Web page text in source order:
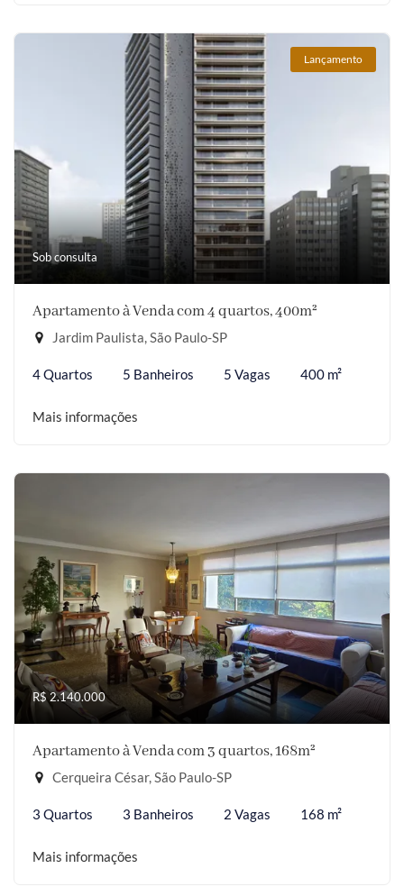
Lançamento
Sob consulta
Apartamento à Venda com 4 quartos, 400m²
Jardim Paulista, São Paulo-SP
4 Quartos 5 Banheiros 5 Vagas 400 m²
Mais informações
R$ 2.140.000
Apartamento à Venda com 3 quartos, 168m²
Cerqueira César, São Paulo-SP
3 Quartos 3 Banheiros 2 Vagas 168 m²
Mais informações